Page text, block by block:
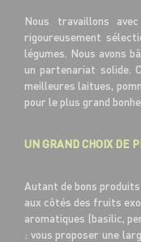
Nous travaillons
rigoureusement
légumes. Nous avons
un partenariat solide.
meilleures laitues,
pour le plus grand
UN GRAND CHOIX DE
Autant de bons
aux côtés des fruits
aromatiques (basilic,
: vous proposer une